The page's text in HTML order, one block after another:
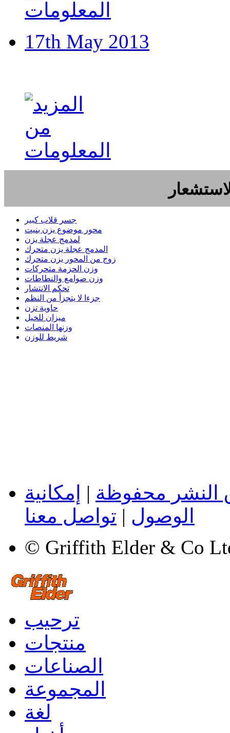
17th May 2013
جسر قلاب كبير
محور موضوع يزن بنيت
لمدمج عجلة يزن
المدمج عجلة يزن متحرك
زوج من المحور يزن متحرك
وزن الحزمة متحركات
وزن صوامع والنطاطات
تحكم الانتشار
جزءا لا يتجزأ من النظم
حاوية تزن
ميزان للخيل
وزنها المنصات
شريط للوزن
النشر محفوظة |
إمكانية
الوصول | تواصل معنا
© Griffith Elder & Co
ترحيب
منتجات
الصناعات
المجموعة
لغة